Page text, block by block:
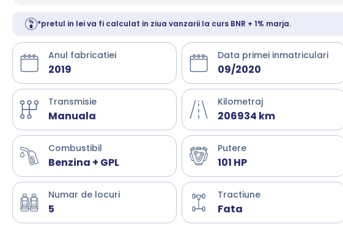
*pretul in lei va fi calculat in ziua vanzarii la curs BNR + 1% marja.
Anul fabricatiei
2019
Data primei inmatriculari
09/2020
Transmisie
Manuala
Kilometraj
206934 km
Combustibil
Benzina + GPL
Putere
101 HP
Numar de locuri
5
Tractiune
Fata